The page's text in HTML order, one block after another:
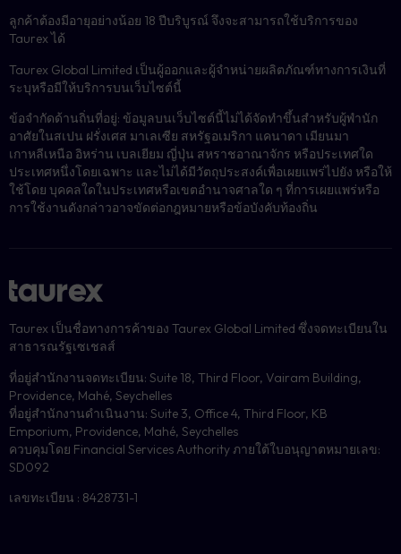
ลูกค้าต้องมีอายุอย่างน้อย 18 ปีบริบูรณ์ จึงจะสามารถใช้บริการของ
Taurex ได้
Taurex Global Limited เป็นผู้ออกและผู้จำหน่ายผลิตภัณฑ์ทางการเงินที่
ระบุหรือมีให้บริการบนเว็บไซต์นี้
ข้อจำกัดด้านถิ่นที่อยู่: ข้อมูลบนเว็บไซต์นี้ไม่ได้จัดทำขึ้นสำหรับผู้พำนัก
อาศัยในสเปน ฝรั่งเศส มาเลเซีย สหรัฐอเมริกา แคนาดา เมียนมา
เกาหลีเหนือ อิหร่าน เบลเยียม ญี่ปุ่น สหราชอาณาจักร หรือประเทศใด
ประเทศหนึ่งโดยเฉพาะ และไม่ได้มีวัตถุประสงค์เพื่อเผยแพร่ไปยัง หรือให้
ใช้โดย บุคคลใดในประเทศหรือเขตอำนาจศาลใด ๆ ที่การเผยแพร่หรือ
การใช้งานดังกล่าวอาจขัดต่อกฎหมายหรือข้อบังคับท้องถิ่น
Taurex เป็นชื่อทางการค้าของ Taurex Global Limited ซึ่งจดทะเบียนใน
สาธารณรัฐเซเชลส์
ที่อยู่สำนักงานจดทะเบียน: Suite 18, Third Floor, Vairam Building,
Providence, Mahé, Seychelles
ที่อยู่สำนักงานดำเนินงาน: Suite 3, Office 4, Third Floor, KB
Emporium, Providence, Mahé, Seychelles
ควบคุมโดย Financial Services Authority ภายใต้ใบอนุญาตหมายเลข:
SD092
เลขทะเบียน : 8428731-1